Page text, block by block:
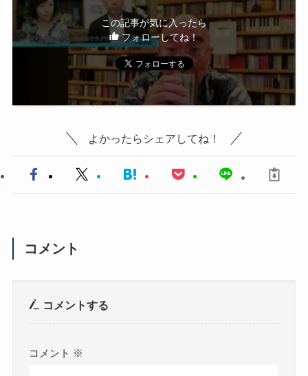
この記事が気に入ったら
フォローしてね！
よかったらシェアしてね！
コメント
コメントする
コメント ※